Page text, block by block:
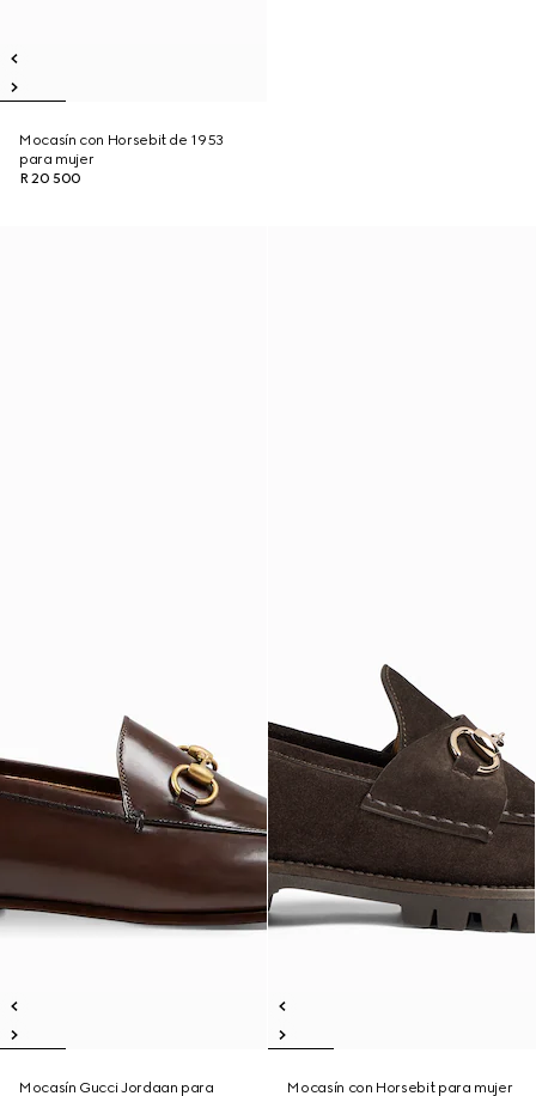
Mocasín con Horsebit de 1953
para mujer
R 20 500
Mocasín Gucci Jordaan para Mocasín con Horsebit para mujer